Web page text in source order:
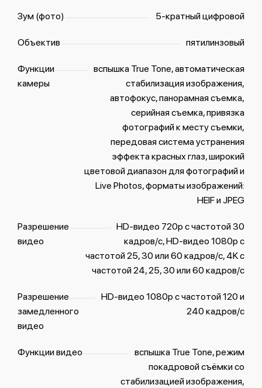
Зум (фото) 5-кратный цифровой
Объектив пятилинзовый
Функции
камеры
вспышка True Tone, автоматическая
стабилизация изображения,
автофокус, панорамная съемка,
серийная съемка, привязка
фотографий к месту съемки,
передовая система устранения
эффекта красных глаз, широкий
цветовой диапазон для фотографий и
Live Photos, форматы изображений:
HEIF и JPEG
Разрешение
видео
HD-видео 720p с частотой 30
кадров/ с, HD-видео 1080p с
частотой 25, 30 или 60 кадров/ с, 4K с
частотой 24, 25, 30 или 60 кадров/ с
Разрешение
замедленного
видео
HD-видео 1080р с частотой 120 и
240 кадров/ с
Функции видео
вспышка True Tone, режим
покадровой съёмки со
стабилизацией изображения,